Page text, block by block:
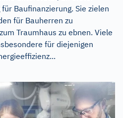
Baufinanzierung. Sie zielen
für Bauherren zu
Traumhaus zu ebnen. Viele
für diejenigen